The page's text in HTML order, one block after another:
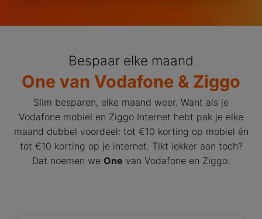
Bespaar elke maand
One van Vodafone & Ziggo
Slim besparen, elke maand weer. Want als je
Vodafone mobiel en Ziggo Internet hebt pak je elke
maand dubbel voordeel: tot €10 korting op mobiel én
tot €10 korting op je internet. Tikt lekker aan toch?
Dat noemen we One van Vodafone en Ziggo.